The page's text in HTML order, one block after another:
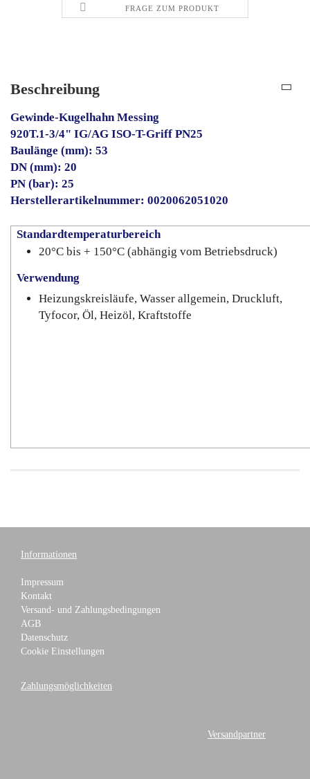
FRAGE ZUM PRODUKT
Beschreibung
Gewinde-Kugelhahn Messing
920T.1-3/4" IG/AG ISO-T-Griff PN25
Baulänge (mm): 53
DN (mm): 20
PN (bar): 25
Herstellerartikelnummer: 0020062051020
Standardtemperaturbereich
20°C bis + 150°C (abhängig vom Betriebsdruck)
Verwendung
Heizungskreisläufe, Wasser allgemein, Druckluft,
Tyfocor, Öl, Heizöl, Kraftstoffe
Informationen
Impressum
Kontakt
Versand- und Zahlungsbedingungen
AGB
Datenschutz
Cookie Einstellungen
Zahlungsmöglichkeiten
Versandpartner